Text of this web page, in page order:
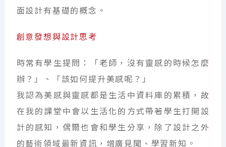
面設計有基礎的概念。
創意發想與設計思考
時常有學生提問：「老師，沒有靈感的時候怎麼
辦？」、「該如何提升美感呢？」
我認為美感與靈感都是生活中資料庫的累積，故
在我的課堂中會以生活化的方式帶著學生打開設
計的感知，偶爾也會和學生分享，除了設計之外
的藝術領域最新資訊，增廣見聞、學習新知。